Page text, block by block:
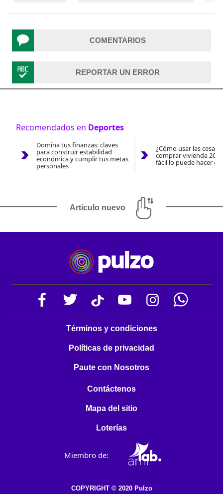
COMENTARIOS
REPORTAR UN ERROR
Recomendados en Deportes
Domina tus finanzas: claves
para construir estabilidad
económica y cumplir tus metas
personales
¿Cómo usar las
comprar vivienda
fácil lo puede hacer
Artículo nuevo
Términos y condiciones
Políticas de privacidad
Paute con Nosotros
Contáctenos
Mapa del sitio
Loterías
Miembro de:
COPYRIGHT © 2020 Pulzo